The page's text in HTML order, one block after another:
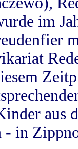
im
aus
in